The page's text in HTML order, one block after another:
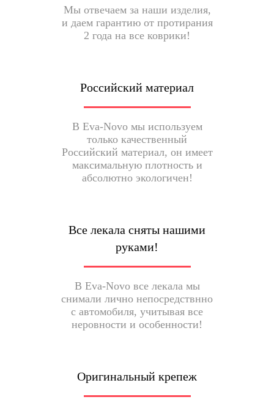
Мы отвечаем за наши изделия,
и даем гарантию от протирания
2 года на все коврики!
Российский материал
В Eva-Novo мы используем
только качественный
Российский материал, он имеет
максимальную плотность и
абсолютно экологичен!
Все лекала сняты нашими
руками!
В Eva-Novo все лекала мы
снимали лично непосредствнно
с автомобиля, учитывая все
неровности и особенности!
Оригинальный крепеж